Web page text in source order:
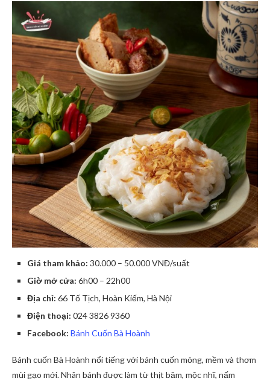
Giá tham khảo: 30.000 – 50.000 VNĐ/suất
Giờ mở cửa: 6h00 – 22h00
Địa chỉ: 66 Tố Tịch, Hoàn Kiếm, Hà Nội
Điện thoại: 024 3826 9360
Facebook: Bánh Cuốn Bà Hoành
Bánh cuốn Bà Hoành nổi tiếng với bánh cuốn mỏng, mềm và thơm
mùi gạo mới. Nhân bánh được làm từ thịt băm, mộc nhĩ, nấm